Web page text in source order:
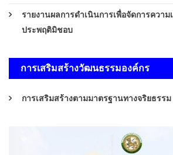
รายงานผลการดำเนินการเพื่อจัดการความ
ประพฤติมิชอบ
การเสริมสร้างวัฒนธรรมองค์กร
การเสริมสร้างตามมาตรฐานทางจริยธรรม